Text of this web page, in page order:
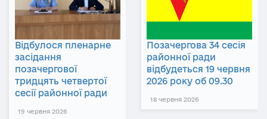
Відбулося пленарне
засідання
позачергової
тридцять четвертої
сесії районної ради
19 червня 2026
Позачергова 34 сесія
районної ради
відбудеться 19 червня
2026 року об 09.30
18 червня 2026